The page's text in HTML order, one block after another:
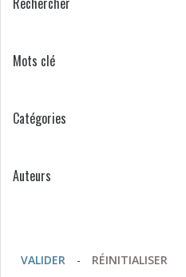
Mots clé
Catégories
Auteurs
VALIDER - RÉINITIALISER